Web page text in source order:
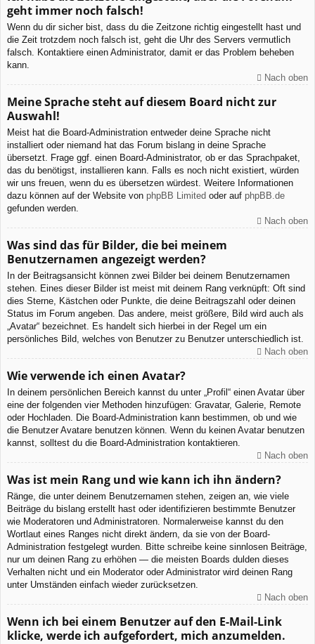
geht immer noch falsch!
Wenn du dir sicher bist, dass du die Zeitzone richtig eingestellt hast und
die Zeit trotzdem noch falsch ist, geht die Uhr des Servers vermutlich
falsch. Kontaktiere einen Administrator, damit er das Problem beheben
kann.
Nach oben
Meine Sprache steht auf diesem Board nicht zur
Auswahl!
Meist hat die Board-Administration entweder deine Sprache nicht
installiert oder niemand hat das Forum bislang in deine Sprache
übersetzt. Frage ggf. einen Board-Administrator, ob er das Sprachpaket,
das du benötigst, installieren kann. Falls es noch nicht existiert, würden
wir uns freuen, wenn du es übersetzen würdest. Weitere Informationen
dazu können auf der Website von phpBB Limited oder auf phpBB.de
gefunden werden.
Nach oben
Was sind das für Bilder, die bei meinem
Benutzernamen angezeigt werden?
In der Beitragsansicht können zwei Bilder bei deinem Benutzernamen
stehen. Eines dieser Bilder ist meist mit deinem Rang verknüpft: Oft sind
dies Sterne, Kästchen oder Punkte, die deine Beitragszahl oder deinen
Status im Forum angeben. Das andere, meist größere, Bild wird auch als
„Avatar“ bezeichnet. Es handelt sich hierbei in der Regel um ein
persönliches Bild, welches von Benutzer zu Benutzer unterschiedlich ist.
Nach oben
Wie verwende ich einen Avatar?
In deinem persönlichen Bereich kannst du unter „Profil“ einen Avatar über
eine der folgenden vier Methoden hinzufügen: Gravatar, Galerie, Remote
oder Hochladen. Die Board-Administration kann bestimmen, ob und wie
die Benutzer Avatare benutzen können. Wenn du keinen Avatar benutzen
kannst, solltest du die Board-Administration kontaktieren.
Nach oben
Was ist mein Rang und wie kann ich ihn ändern?
Ränge, die unter deinem Benutzernamen stehen, zeigen an, wie viele
Beiträge du bislang erstellt hast oder identifizieren bestimmte Benutzer
wie Moderatoren und Administratoren. Normalerweise kannst du den
Wortlaut eines Ranges nicht direkt ändern, da sie von der Board-
Administration festgelegt wurden. Bitte schreibe keine sinnlosen Beiträge,
nur um deinen Rang zu erhöhen — die meisten Boards dulden dieses
Verhalten nicht und ein Moderator oder Administrator wird deinen Rang
unter Umständen einfach wieder zurücksetzen.
Nach oben
Wenn ich bei einem Benutzer auf den E-Mail-Link
klicke, werde ich aufgefordert, mich anzumelden.